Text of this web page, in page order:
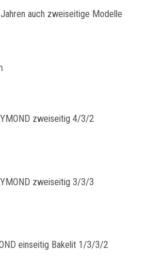
auch zweiseitige Modelle
zweiseitig 4/3/2
zweiseitig 3/3/3
einseitig Bakelit 1/3/3/2